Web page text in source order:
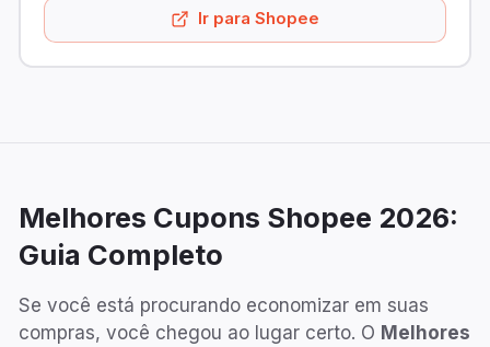
Ir para Shopee
Melhores Cupons Shopee 2026:
Guia Completo
Se você está procurando economizar em suas
compras, você chegou ao lugar certo. O Melhores